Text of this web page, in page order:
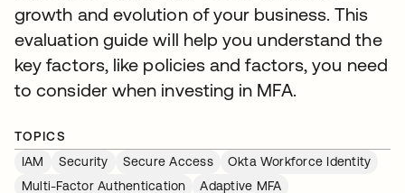
growth and evolution of your business. This
evaluation guide will help you understand the
key factors, like policies and factors, you need
to consider when investing in MFA.
TOPICS
IAM
Security Secure Access
Okta Workforce Identity
Multi-Factor Authentication
Adaptive MFA